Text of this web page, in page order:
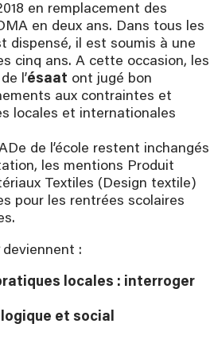
en remplacement des
en deux ans. Dans tous les
dispensé, il est soumis à une
cinq ans. A cette occasion, les
l’ésaat ont jugé bon
aux contraintes et
locales et internationales
de l’école restent inchangés
les mentions Produit
Textiles (Design textile)
pour les rentrées scolaires
deviennent :
locales : interroger
et social